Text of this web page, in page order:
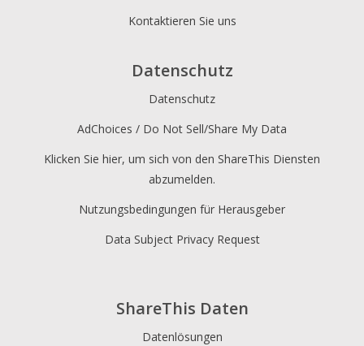
ShareThis Daten
Datenlösungen
Kontaktieren Sie uns
Datenschutz
Datenschutz
AdChoices / Do Not Sell/Share My Data
Klicken Sie hier, um sich von den ShareThis Diensten
abzumelden.
Nutzungsbedingungen für Herausgeber
Data Subject Privacy Request